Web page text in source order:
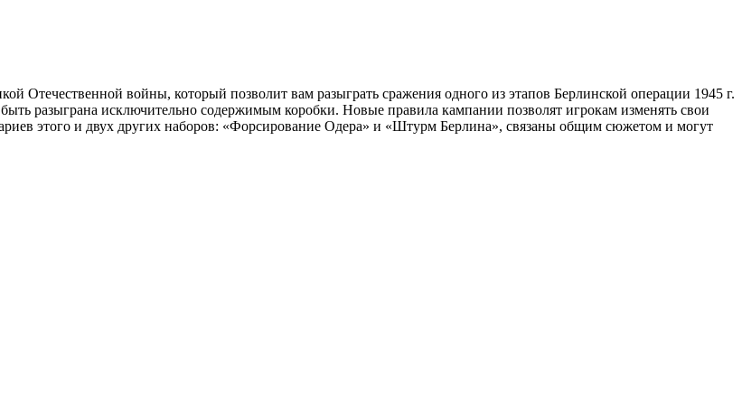
Отечественной войны, который позволит вам разыграть сражения одного из этапов Берлинской операции 1945 г.
разыграна исключительно содержимым коробки. Новые правила кампании позволят игрокам изменять свои
этого и двух других наборов: «Форсирование Одера» и «Штурм Берлина», связаны общим сюжетом и могут